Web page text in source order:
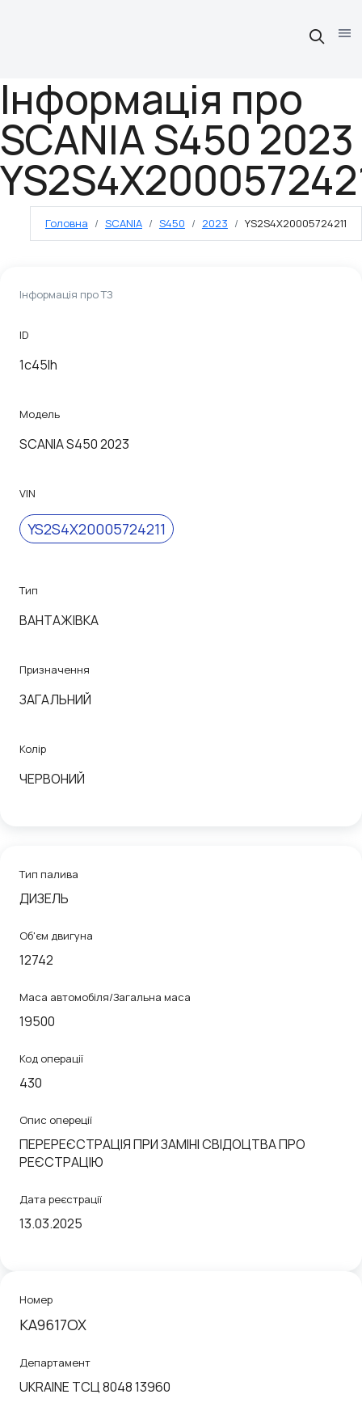
Інформація про
SCANIA S450 2023
Головна SCANIA S450 2023 YS2S4X20005724211
Інформація про ТЗ
ID
1c45lh
Модель
SCANIA S450 2023
VIN
YS2S4X20005724211
Тип
ВАНТАЖІВКА
Призначення
ЗАГАЛЬНИЙ
Колір
ЧЕРВОНИЙ
Тип палива
ДИЗЕЛЬ
Об'єм двигуна
12742
Маса автомобіля/Загальна маса
19500
Код операції
430
Опис опереції
ПЕРЕРЕЄСТРАЦІЯ ПРИ ЗАМІНІ СВІДОЦТВА ПРО
РЕЄСТРАЦІЮ
Дата реєстрації
13.03.2025
Номер
КА9617ОХ
Департамент
UKRAINE ТСЦ 8048 13960